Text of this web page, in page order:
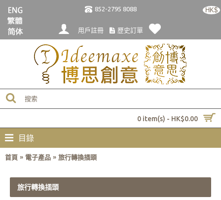
852-2795 8088 HK$
用戶註冊 歷史訂單
0 item(s) - HK$0.00
目錄
首頁 » 電子產品 » 旅行轉換插頭
旅行轉換插頭